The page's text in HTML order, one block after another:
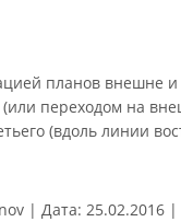
планов внешне и
переходом на
(вдоль линии
| Дата: 25.02.2016 |